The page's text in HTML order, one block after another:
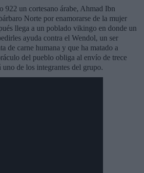
922 un cortesano árabe, Ahmad Ibn
Norte por enamorarse de la mujer
llega a un poblado vikingo en donde un
ayuda contra el Wendol, un ser
de carne humana y que ha matado a
del pueblo obliga al envío de trece
uno de los integrantes del grupo.